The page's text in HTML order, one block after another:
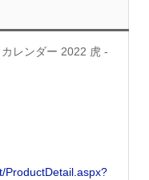
レンダー 2022 虎 -
ProductDetail.aspx?